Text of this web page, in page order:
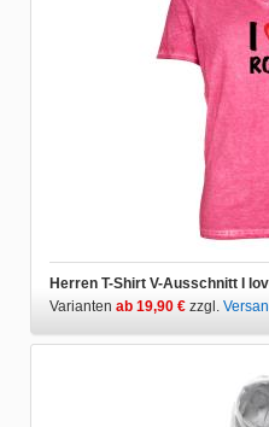
Herren T-Shirt V-Ausschnitt I
Varianten ab 19,90 € zzgl.